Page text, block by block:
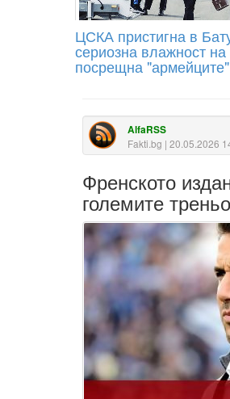
ЦСКА пристигна в
сериозна влажност на
посрещна "армейците"
AlfaRSS
Fakti.bg | 20.05.2026
Френското
големите